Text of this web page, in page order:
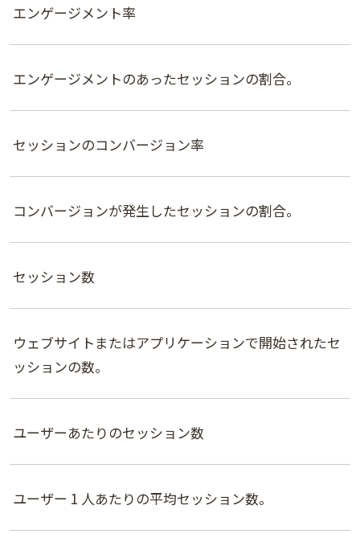
エンゲージメント率
エンゲージメントのあったセッションの割合。
セッションのコンバージョン率
コンバージョンが発生したセッションの割合。
セッション数
ウェブサイトまたはアプリケーションで開始されたセ
ッションの数。
ユーザーあたりのセッション数
ユーザー 1 人あたりの平均セッション数。